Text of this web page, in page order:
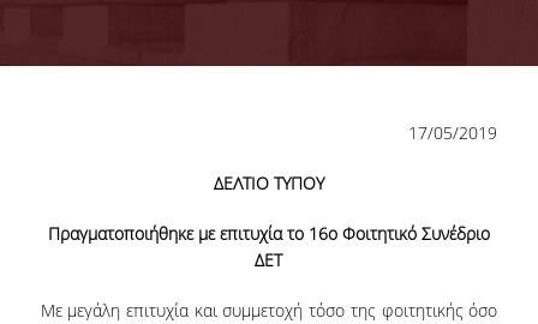
ΓΙΑ ΜΑΘΗΤΕΣ ΛΥΚΕΙΟΥ
ΠΡΟΓΡΑΜΜΑ ΥΠΟΤΡΟΦΙΩΝ
17/05/2019
ΔΕΛΤΙΟ ΤΥΠΟΥ
Πραγματοποιήθηκε με επιτυχία το 16οΦοιτητικό Συνέδριο
ΔΕΤ
Με μεγάλη επιτυχία και συμμετοχή τόσο της φοιτητικής όσο